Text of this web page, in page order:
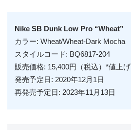
Nike SB Dunk Low Pro “Wheat”
カラー: Wheat/Wheat-Dark Mocha
スタイルコード: BQ6817-204
販売価格: 15,400円（税込）*値上げ
発売予定日: 2020年12月1日
再発売予定日: 2023年11月13日